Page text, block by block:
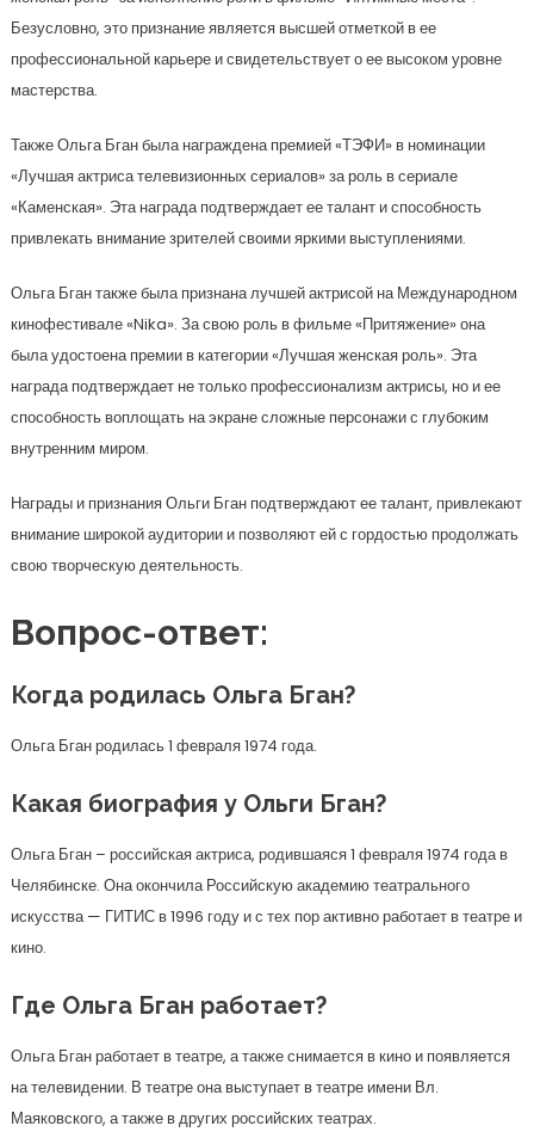
Безусловно, это признание является высшей отметкой в ее
профессиональной карьере и свидетельствует о ее высоком уровне
мастерства.
Также Ольга Бган была награждена премией «ТЭФИ» в номинации
«Лучшая актриса телевизионных сериалов» за роль в сериале
«Каменская». Эта награда подтверждает ее талант и способность
привлекать внимание зрителей своими яркими выступлениями.
Ольга Бган также была признана лучшей актрисой на Международном
кинофестивале «Nika». За свою роль в фильме «Притяжение» она
была удостоена премии в категории «Лучшая женская роль». Эта
награда подтверждает не только профессионализм актрисы, но и ее
способность воплощать на экране сложные персонажи с глубоким
внутренним миром.
Награды и признания Ольги Бган подтверждают ее талант, привлекают
внимание широкой аудитории и позволяют ей с гордостью продолжать
свою творческую деятельность.
Вопрос-ответ:
Когда родилась Ольга Бган?
Ольга Бган родилась 1 февраля 1974 года.
Какая биография у Ольги Бган?
Ольга Бган – российская актриса, родившаяся 1 февраля 1974 года в
Челябинске. Она окончила Российскую академию театрального
искусства — ГИТИС в 1996 году и с тех пор активно работает в театре и
кино.
Где Ольга Бган работает?
Ольга Бган работает в театре, а также снимается в кино и появляется
на телевидении. В театре она выступает в театре имени Вл.
Маяковского, а также в других российских театрах.